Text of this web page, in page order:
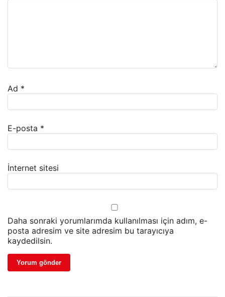
Ad *
E-posta *
İnternet sitesi
Daha sonraki yorumlarımda kullanılması için adım, e-
posta adresim ve site adresim bu tarayıcıya
kaydedilsin.